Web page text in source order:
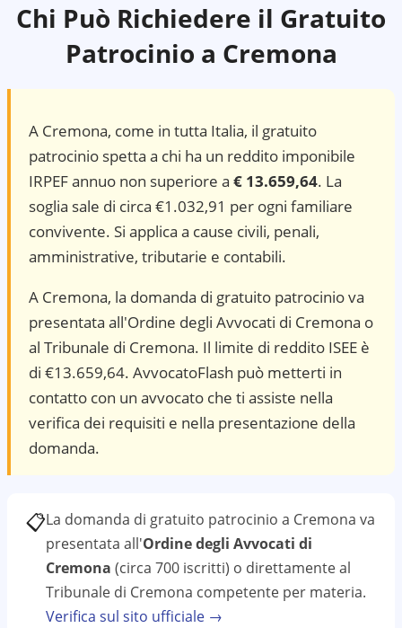
Chi Può Richiedere il Gratuito
Patrocinio a Cremona
A Cremona, come in tutta Italia, il gratuito
patrocinio spetta a chi ha un reddito imponibile
IRPEF annuo non superiore a € 13.659,64. La
soglia sale di circa €1.032,91 per ogni familiare
convivente. Si applica a cause civili, penali,
amministrative, tributarie e contabili.
A Cremona, la domanda di gratuito patrocinio va
presentata all'Ordine degli Avvocati di Cremona o
al Tribunale di Cremona. Il limite di reddito ISEE è
di €13.659,64. AvvocatoFlash può metterti in
contatto con un avvocato che ti assiste nella
verifica dei requisiti e nella presentazione della
domanda.
📋La domanda di gratuito patrocinio a Cremona va
presentata all'Ordine degli Avvocati di
Cremona (circa 700 iscritti) o direttamente al
Tribunale di Cremona competente per materia.
Verifica sul sito ufficiale →